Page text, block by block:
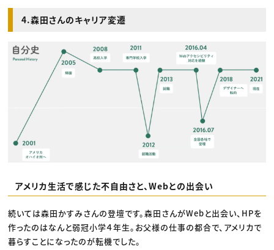
4.森田さんのキャリア変遷
アメリカ生活で感じた不自由さと、Webとの出会い
続いては森田かすみさんの登壇です。森田さんがWebと出会い、HPを
作ったのはなんと弱冠小学４年生。お父様の仕事の都合で、アメリカで
暮らすことになったのが転機でした。